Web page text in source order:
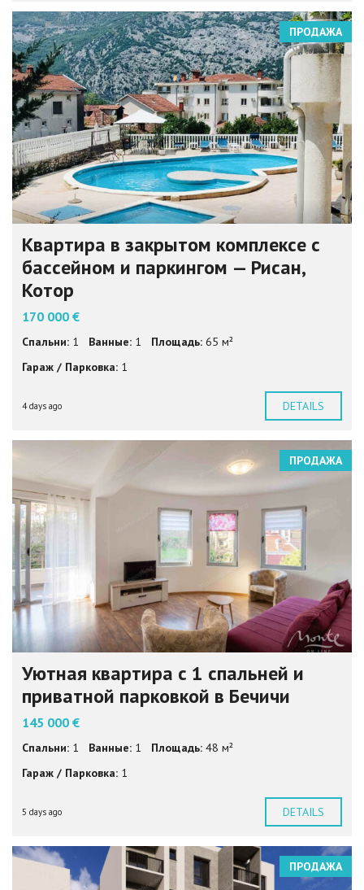
ПРОДАЖА
Квартира в закрытом комплексе с
бассейном и паркингом — Рисан,
Котор
170 000 €
Спальни: 1 Ванные: 1 Площадь: 65 м²
Гараж / Парковка: 1
4 days ago DETAILS
ПРОДАЖА
Уютная квартира с 1 спальней и
приватной парковкой в Бечичи
145 000 €
Спальни: 1 Ванные: 1 Площадь: 48 м²
Гараж / Парковка: 1
5 days ago DETAILS
ПРОДАЖА